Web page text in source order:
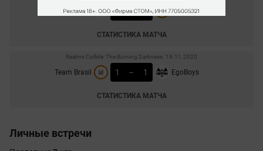
Infamous 1 – 1 Team Brasil
СТАТИСТИКА МАТЧА
Realms Collide: The Burning Darkness. 19.11.2020
Team Brasil 1 – 1 EgoBoys
СТАТИСТИКА МАТЧА
Личные встречи